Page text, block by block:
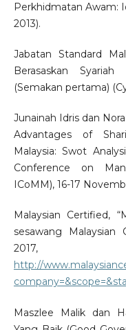
Perkhidmatan Awam:
2013).
Jabatan Standard
Berasaskan
(Semakan pertama)
Junainah Idris dan
Advantages of
Malaysia: Swot
Conference on
ICoMM), 16-17
Malaysian Certified,
sesawang Malaysian
2017,
http://
Maszlee Malik dan